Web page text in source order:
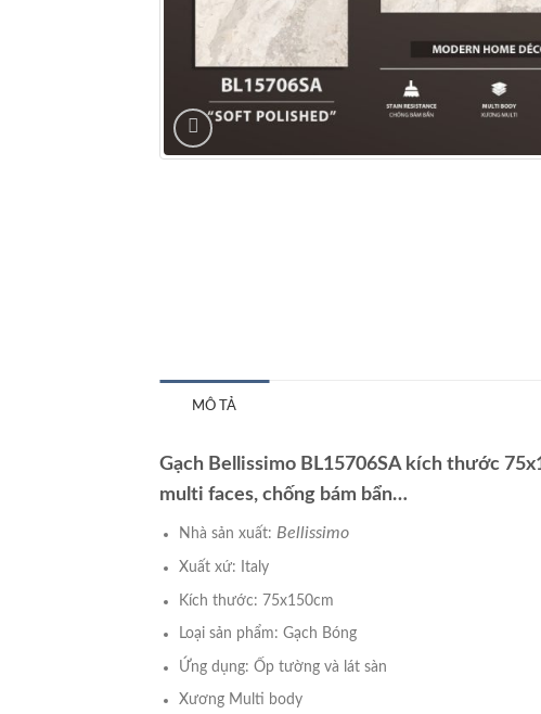
MÔ TẢ
Gạch Bellissimo BL15706SA kích thước
multi faces, chống bám bẩn…
Nhà sản xuất: Bellissimo
Xuất xứ: Italy
Kích thước: 75x150cm
Loại sản phẩm: Gạch Bóng
Ứng dụng: Ốp tường và lát sàn
Xương Multi body